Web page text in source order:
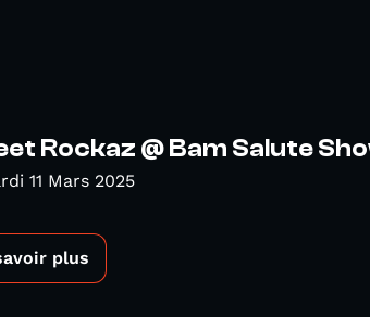
Rockaz @ Bam Salute
11 Mars 2025
plus